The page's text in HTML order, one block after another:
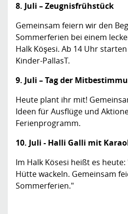
8. Juli – Zeugnisfrühstück
Gemeinsam feiern wir den
Sommerferien bei einem
Halk Köşesi. Ab 14 Uhr
Kinder-PallasT.
9. Juli – Tag der
Heute plant ihr mit!
Ideen für Ausflüge und
Ferienprogramm.
10. Juli - Halli Galli mit
Im Halk Kösesi heißt es
Hütte wackeln. Gemeinsam
Sommerferien."